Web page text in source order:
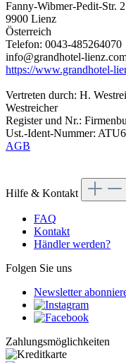
Fanny-Wibmer-Pedit-Str. 2
9900 Lienz
Österreich
Telefon: 0043-485264070
info@grandhotel-
https://www.grandhotel-
Vertreten durch: H.
Westreicher
Register und Nr.:
Ust.-Ident-Nummer:
AGB
Hilfe & Kontakt
FAQ
Kontakt
Händler werden?
Folgen Sie uns
Newsletter
Zahlungsmöglichkeiten